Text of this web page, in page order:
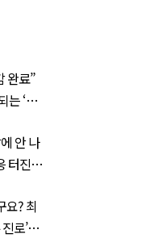
완료”
는 ‘최
안 나
터진
요? 최
로’의